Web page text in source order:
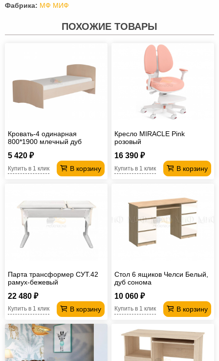
Фабрика: МФ МИФ
ПОХОЖИЕ ТОВАРЫ
Кровать-4 одинарная
800*1900 млечный дуб
5 420 ₽
В корзину
Купить в 1 клик
Кресло MIRACLE Pink
розовый
16 390 ₽
В корзину
Купить в 1 клик
Парта трансформер СУТ.42
рамух-бежевый
22 480 ₽
В корзину
Купить в 1 клик
Стол 6 ящиков Челси Белый,
дуб сонома
10 060 ₽
В корзину
Купить в 1 клик